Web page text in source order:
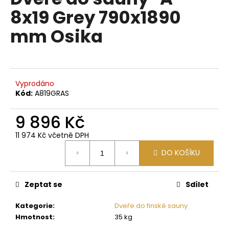
0,0
z
5
hvězdiček.
8x19 Grey 790x1890
mm Osika
Vyprodáno
Kód: A819GRAS
9 896 Kč
11 974 Kč včetně DPH
DO KOŠÍKU
Kategorie:
Dveře do finské sauny
Hmotnost: 35 kg
Zeptat se Sdílet
a
j
í
?
o
p
u